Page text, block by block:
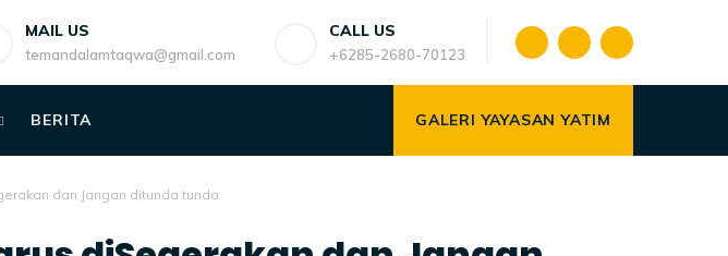
MAIL US
temandalamtaqwa@gmail.com
CALL US
+6285-2680-70123
BERITA GALERI YAYASAN YATIM
dan Jangan ditunda tunda